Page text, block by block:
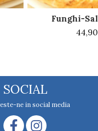
Funghi-
SOCIAL
ne in social media